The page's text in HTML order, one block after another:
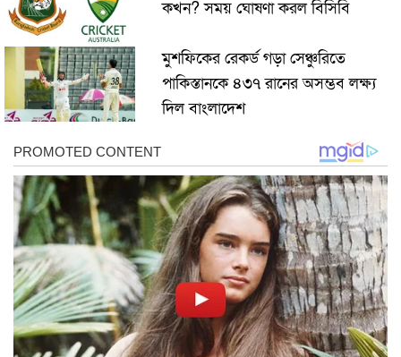
কখন? সময় ঘোষণা করল বিসিবি
মুশফিকের রেকর্ড গড়া সেঞ্চুরিতে
পাকিস্তানকে ৪৩৭ রানের অসম্ভব লক্ষ্য
দিল বাংলাদেশ